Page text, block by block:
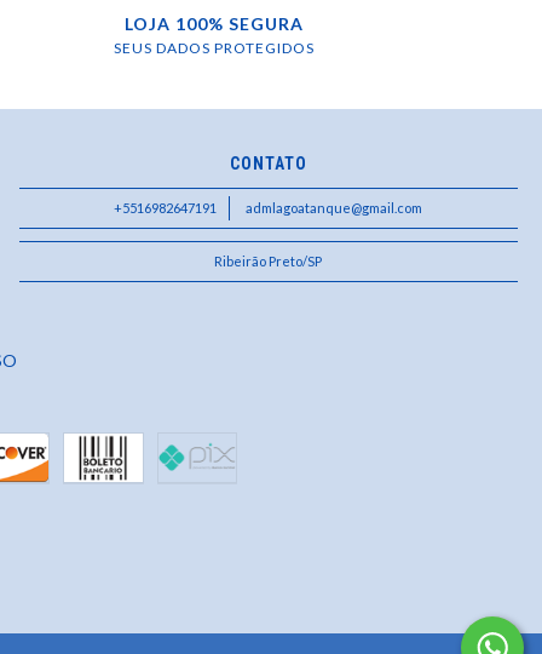
LOJA 100% SEGURA
SEUS DADOS PROTEGIDOS
CONTATO
+5516982647191 admlagoatanque@gmail.com
Ribeirão Preto/SP